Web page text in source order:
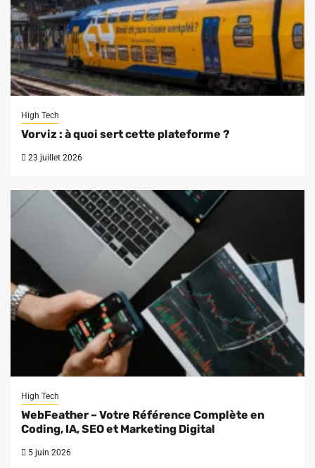
High Tech
Vorviz : à quoi sert cette plateforme ?
23 juillet 2026
High Tech
WebFeather – Votre Référence Complète en
Coding, IA, SEO et Marketing Digital
5 juin 2026